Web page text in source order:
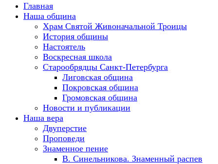
Главная
Наша община
Храм Святой Живоначальной Троицы
История общины
Настоятель
Воскресная школа
Старообрядцы Санкт-Петербурга
Лиговская община
Покровская община
Громовская община
Новости и публикации
Наша вера
Двуперстие
Проповеди
Знаменное пение
В. Синельникова. Знаменный распев